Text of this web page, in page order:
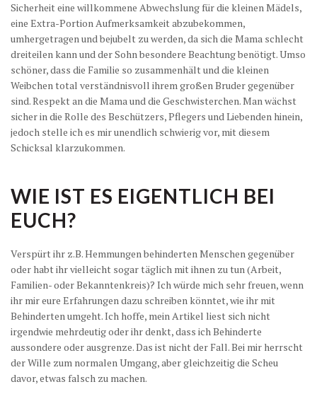
Sicherheit eine willkommene Abwechslung für die kleinen Mädels,
eine Extra-Portion Aufmerksamkeit abzubekommen,
umhergetragen und bejubelt zu werden, da sich die Mama schlecht
dreiteilen kann und der Sohn besondere Beachtung benötigt. Umso
schöner, dass die Familie so zusammenhält und die kleinen
Weibchen total verständnisvoll ihrem großen Bruder gegenüber
sind. Respekt an die Mama und die Geschwisterchen. Man wächst
sicher in die Rolle des Beschützers, Pflegers und Liebenden hinein,
jedoch stelle ich es mir unendlich schwierig vor, mit diesem
Schicksal klarzukommen.
WIE IST ES EIGENTLICH BEI
EUCH?
Verspürt ihr z.B. Hemmungen behinderten Menschen gegenüber
oder habt ihr vielleicht sogar täglich mit ihnen zu tun (Arbeit,
Familien- oder Bekanntenkreis)? Ich würde mich sehr freuen, wenn
ihr mir eure Erfahrungen dazu schreiben könntet, wie ihr mit
Behinderten umgeht. Ich hoffe, mein Artikel liest sich nicht
irgendwie mehrdeutig oder ihr denkt, dass ich Behinderte
aussondere oder ausgrenze. Das ist nicht der Fall. Bei mir herrscht
der Wille zum normalen Umgang, aber gleichzeitig die Scheu
davor, etwas falsch zu machen.